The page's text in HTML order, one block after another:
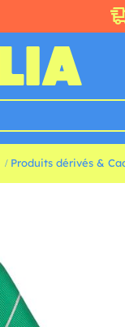
Produits dérivés &